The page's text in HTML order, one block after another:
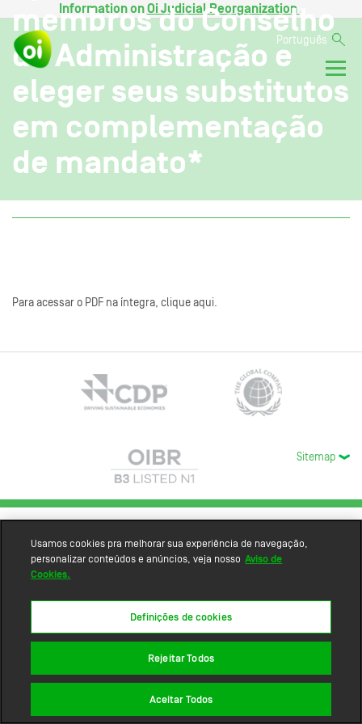
Information onOi Judicial Reorganization .
Português
membros do Conselho
de Administração e
eleger seus substitutos
em complementação
de mandato*
Para acessar o PDF na íntegra, clique aqui.
Sitemap
Usamos cookies pra melhorar sua experiência de navegação,
personalizar conteúdos e anúncios, veja nosso Aviso de
Cookies.
Definições de cookies
Rejeitar Todos
Aceitar Todos